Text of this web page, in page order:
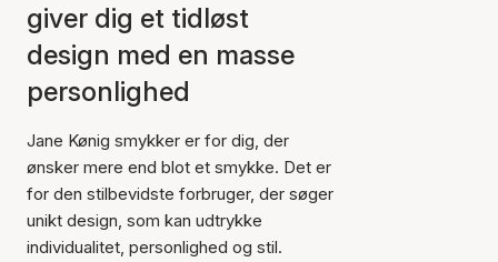
giver dig et tidløst
design med en masse
personlighed
Jane Kønig smykker er for dig, der
ønsker mere end blot et smykke. Det er
for den stilbevidste forbruger, der søger
unikt design, som kan udtrykke
individualitet, personlighed og stil.